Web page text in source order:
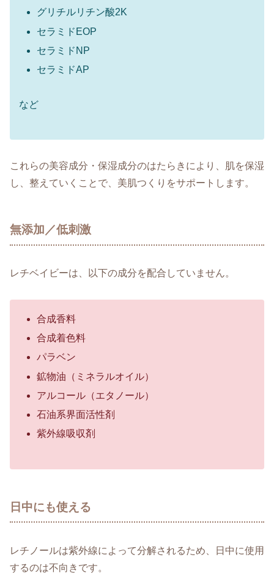
グリチルリチン酸2K
セラミドEOP
セラミドNP
セラミドAP
など
これらの美容成分・保湿成分のはたらきにより、肌を保湿
し、整えていくことで、美肌つくりをサポートします。
無添加／低刺激
レチベイビーは、以下の成分を配合していません。
合成香料
合成着色料
パラベン
鉱物油（ミネラルオイル）
アルコール（エタノール）
石油系界面活性剤
紫外線吸収剤
日中にも使える
レチノールは紫外線によって分解されるため、日中に使用
するのは不向きです。